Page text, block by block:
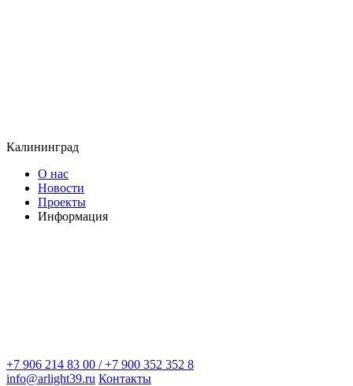
Калининград
О нас
Новости
Проекты
Информация
+7 906 214 83 00 / +7 900 352 352 8
info@arlight39.ru Контакты